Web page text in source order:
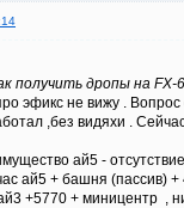
получить дропы на FX-
эфикс не вижу .
,без видяхи .
ай5 -
ай5 + башня (пассив)
+5770 + миницентр ,